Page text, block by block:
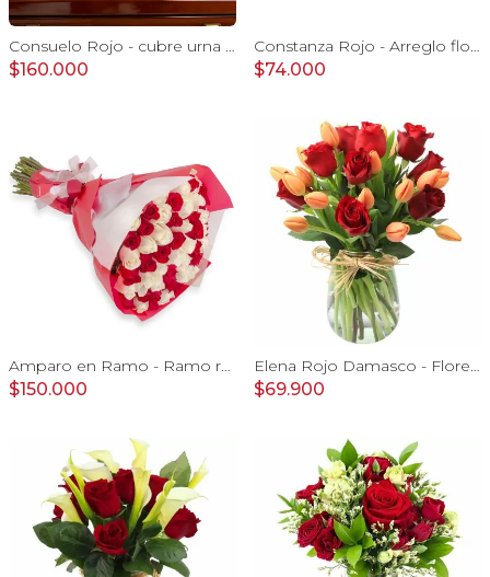
Consuelo Rojo - cubre urna con 40 rosas ecuatorianas rojo
$160.000
Constanza Rojo - Arreglo floral en canasto con gerberas, rosas, minirosas y astromelias rojas
$74.000
Amparo en Ramo - Ramo redondo con 50 rosas blanco y rojo
$150.000
Elena Rojo Damasco - Florero con rosas rojo y tulipanes damasco
$69.900